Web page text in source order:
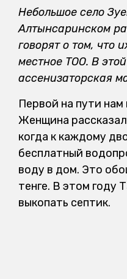
Небольшое село
Алтынсаринском
говорят о том, что
местное ТОО. В
ассенизаторская
Первой на пути нам
Женщина
когда к каждому
бесплатный
воду в дом. Это
тенге. В этом году
выкопать септик.